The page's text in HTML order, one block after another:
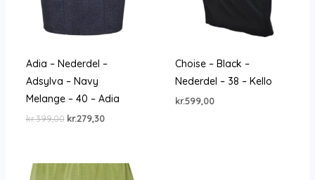
Adia – Nederdel –
Adsylva – Navy
Melange – 40 – Adia
kr.399,00 Den
kr.399,00.
kr.279,30Den
kr.279,30.
Choise – Black –
Nederdel – 38 – Kello
kr.599,00